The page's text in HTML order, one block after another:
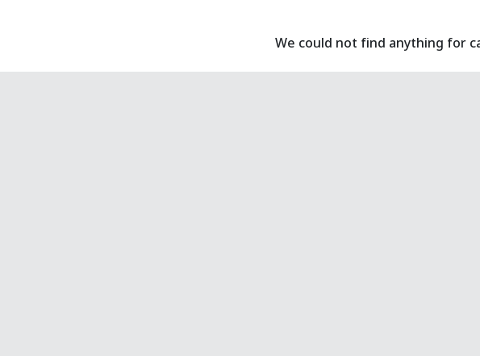
We could not find anything for